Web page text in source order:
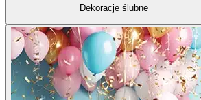
Dekoracje ślubne